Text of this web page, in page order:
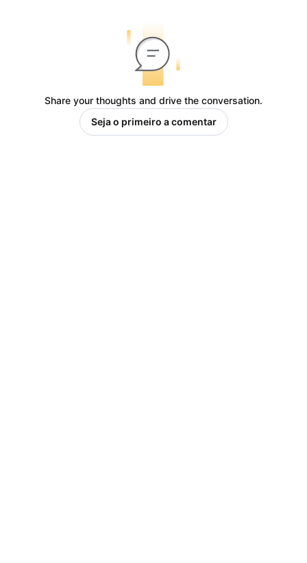
Share your thoughts and drive the conversation.
Seja o primeiro a comentar